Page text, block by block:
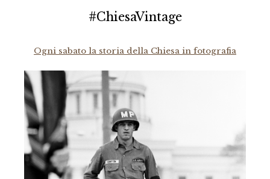
#ChiesaVintage
Ogni sabato la storia della Chiesa in fotografia